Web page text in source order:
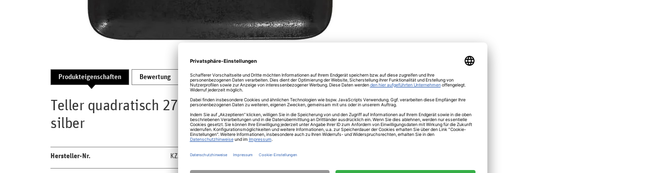
Produkteigenschaften Bewertung Produktsicherheit
Teller quadratisch 27cm Fusion Kintzoo schwarz
silber
Hersteller-Nr. KZAUSP27S1